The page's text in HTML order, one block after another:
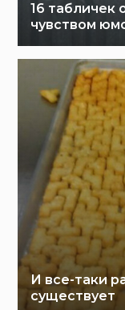
16 табличек
чувством
И все-таки
существует